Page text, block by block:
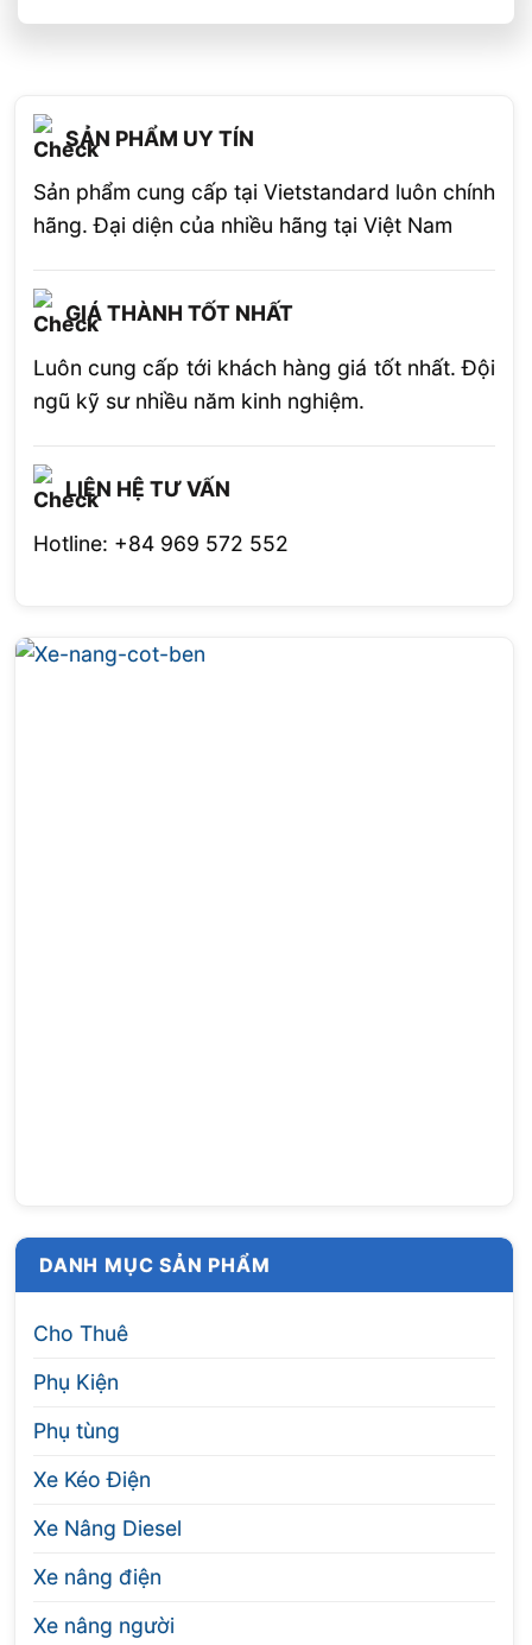
SẢN PHẨM UY TÍN
Sản phẩm cung cấp tại Vietstandard luôn chính
hãng. Đại diện của nhiều hãng tại Việt Nam
GIÁ THÀNH TỐT NHẤT
Luôn cung cấp tới khách hàng giá tốt nhất. Đội
ngũ kỹ sư nhiều năm kinh nghiệm.
LIÊN HỆ TƯ VẤN
Hotline: +84 969 572 552
DANH MỤC SẢN PHẨM
Cho Thuê
Phụ Kiện
Phụ tùng
Xe Kéo Điện
Xe Nâng Diesel
Xe nâng điện
Xe nâng người